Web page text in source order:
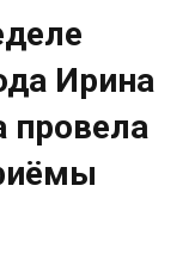
Ирина
провела